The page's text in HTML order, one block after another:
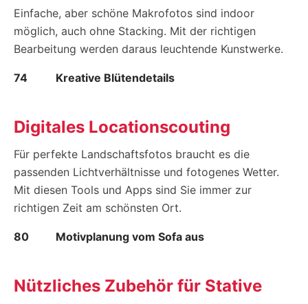
Einfache, aber schöne Makrofotos sind indoor
möglich, auch ohne Stacking. Mit der richtigen
Bearbeitung werden daraus leuchtende Kunstwerke.
Kreative Blütendetails
74
Digitales Locationscouting
Für perfekte Landschaftsfotos braucht es die
passenden Lichtverhältnisse und fotogenes Wetter.
Mit diesen Tools und Apps sind Sie immer zur
richtigen Zeit am schönsten Ort.
Motivplanung vom Sofa aus
80
Nützliches Zubehör für Stative